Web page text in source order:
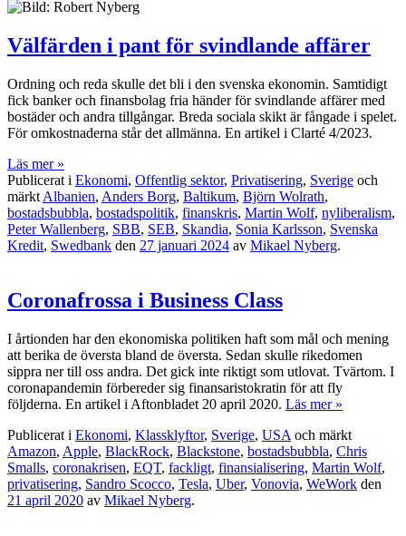
Välfärden i pant för svindlande affärer
Ordning och reda skulle det bli i den svenska ekonomin. Samtidigt
fick banker och finansbolag fria händer för svindlande affärer med
bostäder och andra tillgångar. Breda sociala skikt är fångade i spelet.
För omkostnaderna står det allmänna. En artikel i Clarté 4/2023.
Läs mer »
Publicerat i Ekonomi, Offentlig sektor, Privatisering, Sverige och
märkt Albanien, Anders Borg, Baltikum, Björn Wolrath,
bostadsbubbla, bostadspolitik, finanskris, Martin Wolf, nyliberalism,
Peter Wallenberg, SBB, SEB, Skandia, Sonia Karlsson, Svenska
Kredit, Swedbank den 27 januari 2024 av Mikael Nyberg.
Coronafrossa i Business Class
I årtionden har den ekonomiska politiken haft som mål och mening
att berika de översta bland de översta. Sedan skulle rikedomen
sippra ner till oss andra. Det gick inte riktigt som utlovat. Tvärtom. I
coronapandemin förbereder sig finansaristokratin för att fly
följderna. En artikel i Aftonbladet 20 april 2020. Läs mer »
Publicerat i Ekonomi, Klassklyftor, Sverige, USA och märkt
Amazon, Apple, BlackRock, Blackstone, bostadsbubbla, Chris
Smalls, coronakrisen, EQT, fackligt, finansialisering, Martin Wolf,
privatisering, Sandro Scocco, Tesla, Uber, Vonovia, WeWork den
21 april 2020 av Mikael Nyberg.